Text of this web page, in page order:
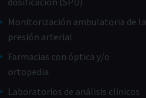
Monitorización ambulatoria de la
presión arterial
Farmacias con óptica y/o
ortopedia
Laboratorios de análisis clínicos